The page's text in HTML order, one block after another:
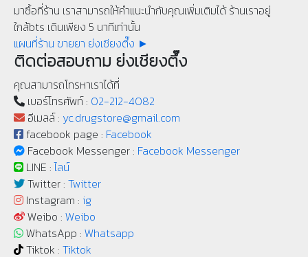
มาซื้อที่ร้าน เราสามารถให้คำแนะนำกับคุณเพิ่มเติมได้ ร้านเราอยู่
ใกล้bts เดินเพียง 5 นาทีเท่านั้น
แผนที่ร้าน ขายยา ย่งเชียงตึ๊ง ►
ติดต่อสอบถาม ย่งเชียงตึ๊ง
คุณสามารถโทรหาเราได้ที่
เบอร์โทรศัพท์ : 02-212-4082
อีเมลล์ : yc.drugstore@gmail.com
facebook page : Facebook
Facebook Messenger : Facebook Messenger
LINE :ไลน์
Twitter : Twitter
Instagram : ig
Weibo : Weibo
WhatsApp : Whatsapp
Tiktok : Tiktok